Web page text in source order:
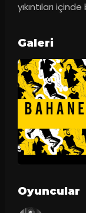
yıkıntıları içinde
Galeri
Oyuncular